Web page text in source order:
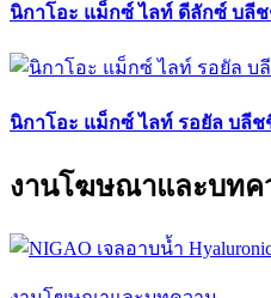
นิกาโอะ แม็กซ์ ไลท์ ดีลักซ์ บลีช
นิกาโอะ แม็กซ์ ไลท์ รอยัล บลีช
งานโฆษณาและบทค